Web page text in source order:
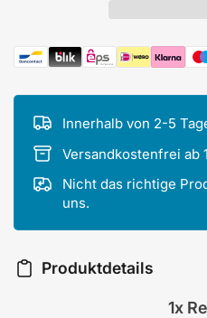
Zahlungsmethoden
Innerhalb von 2-5
Versandkostenfrei ab
Nicht das richtige
uns.
Produktdetails
1x